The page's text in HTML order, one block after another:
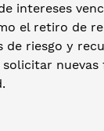
intereses
el retiro de
de riesgo y
nuevas